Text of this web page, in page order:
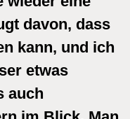
davon, dass
kann, und ich
etwas
auch